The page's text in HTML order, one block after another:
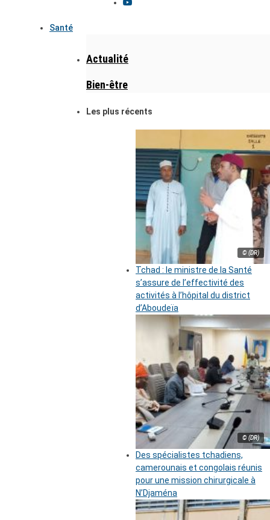
Santé
Actualité
Bien-être
Les plus récents
© (DR)
Tchad : le ministre de la Santé
s’assure de l’effectivité des
activités à l’hôpital du district
d’Aboudeïa
© (DR)
Des spécialistes tchadiens,
camerounais et congolais réunis
pour une mission chirurgicale à
N’Djaména